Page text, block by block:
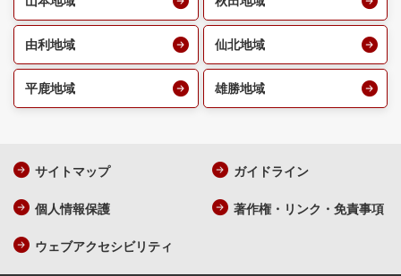
由利地域 仙北地域
平鹿地域 雄勝地域
サイトマップ ガイドライン
個人情報保護 著作権・リンク・免責事項
ウェブアクセシビリティ